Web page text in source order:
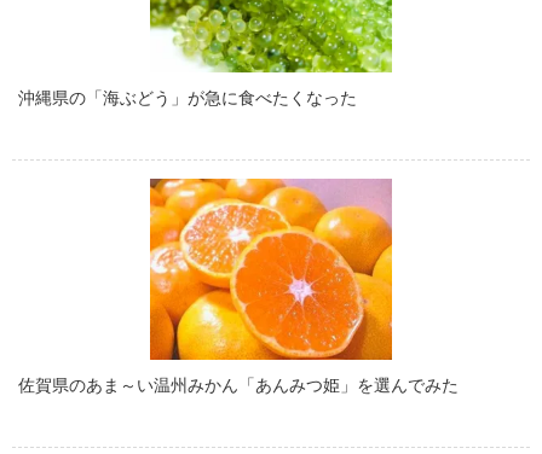
沖縄県の「海ぶどう」が急に食べたくなった
佐賀県のあま～い温州みかん「あんみつ姫」を選んでみた